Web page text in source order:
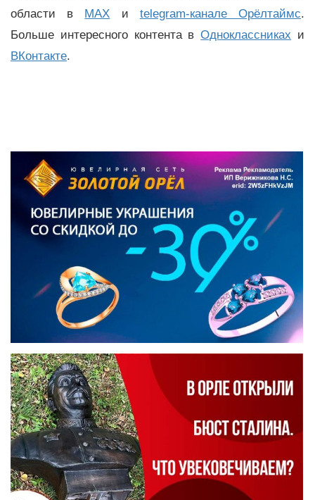
области в MAX и telegram-канале Орёлтаймс.
Больше интересного контента вОдноклассниках и
ВКонтакте.